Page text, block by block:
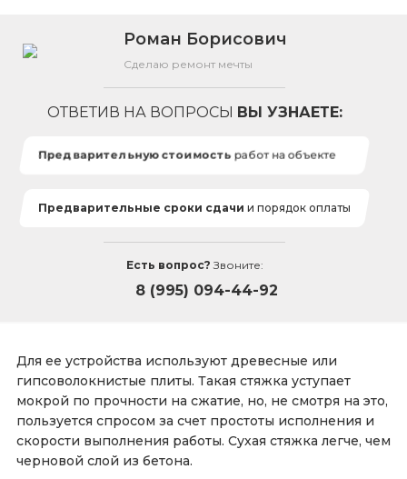
Роман Борисович
Сделаю ремонт мечты
ОТВЕТИВ НА ВОПРОСЫ ВЫ УЗНАЕТЕ:
Предварительную стоимость работ на объекте
Предварительные сроки сдачи и порядок оплаты
Есть вопрос? Звоните:
8 (995) 094-44-92
Для ее устройства используют древесные или
гипсоволокнистые плиты. Такая стяжка уступает
мокрой по прочности на сжатие, но, не смотря на это,
пользуется спросом за счет простоты исполнения и
скорости выполнения работы. Сухая стяжка легче, чем
черновой слой из бетона.